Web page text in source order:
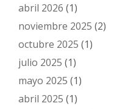
abril 2026 (1)
noviembre 2025 (2)
octubre 2025 (1)
julio 2025 (1)
mayo 2025 (1)
abril 2025 (1)